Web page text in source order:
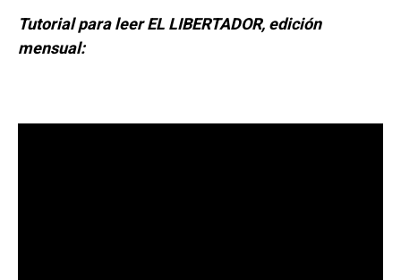
Tutorial para leer EL LIBERTADOR, edición
mensual: